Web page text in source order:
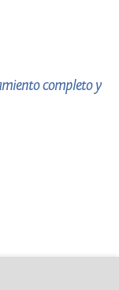
completo y